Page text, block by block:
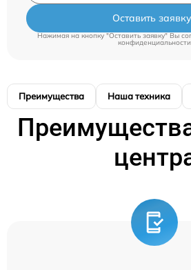
Оставить заявку
Нажимая на кнопку "Оставить заявку" Вы
конфиденциальности
Преимущества Наша техника